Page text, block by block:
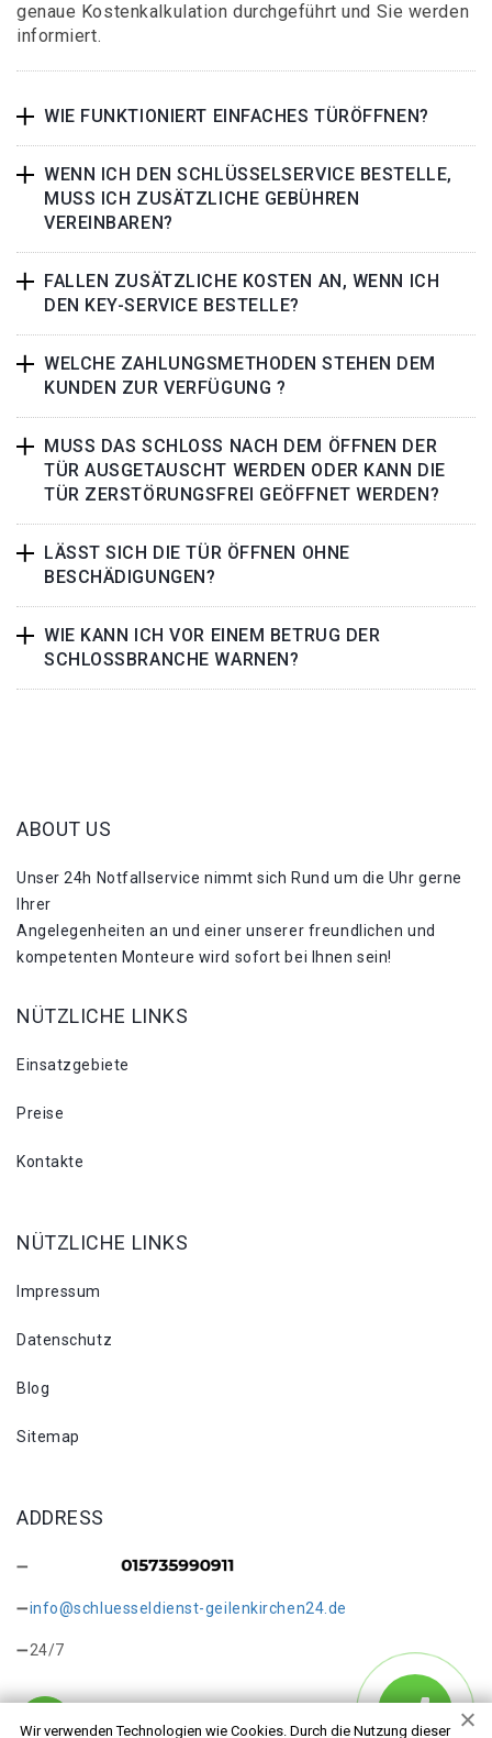
genaue Kostenkalkulation durchgeführt und Sie werden
informiert.
WIE FUNKTIONIERT EINFACHES TÜRÖFFNEN?
WENN ICH DEN SCHLÜSSELSERVICE BESTELLE,
MUSS ICH ZUSÄTZLICHE GEBÜHREN
VEREINBAREN?
FALLEN ZUSÄTZLICHE KOSTEN AN, WENN ICH
DEN KEY-SERVICE BESTELLE?
WELCHE ZAHLUNGSMETHODEN STEHEN DEM
KUNDEN ZUR VERFÜGUNG ?
MUSS DAS SCHLOSS NACH DEM ÖFFNEN DER
TÜR AUSGETAUSCHT WERDEN ODER KANN DIE
TÜR ZERSTÖRUNGSFREI GEÖFFNET WERDEN?
LÄSST SICH DIE TÜR ÖFFNEN OHNE
BESCHÄDIGUNGEN?
WIE KANN ICH VOR EINEM BETRUG DER
SCHLOSSBRANCHE WARNEN?
Wir verwenden Technologien wie Cookies. Durch die Nutzung dieser
ABOUT US
Unser 24h Notfallservice nimmt sich Rund um die Uhr gerne
Ihrer
Angelegenheiten an und einer unserer freundlichen und
kompetenten Monteure wird sofort bei Ihnen sein!
NÜTZLICHE LINKS
Einsatzgebiete
Preise
Kontakte
NÜTZLICHE LINKS
Impressum
Datenschutz
Blog
Sitemap
ADDRESS
info@schluesseldienst-geilenkirchen24.de
24/7